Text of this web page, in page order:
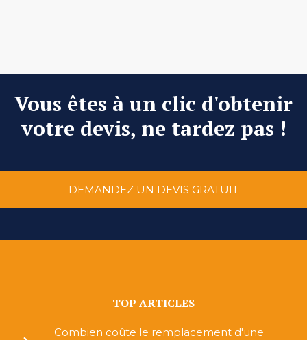
Vous êtes à un clic d'obtenir
votre devis, ne tardez pas !
DEMANDEZ UN DEVIS GRATUIT
TOP ARTICLES
Combien coûte le remplacement d'une